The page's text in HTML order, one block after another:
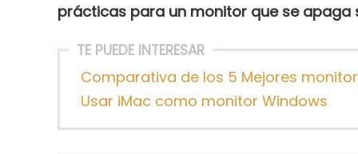
prácticas para un monitor que se apaga
TE PUEDE INTERESAR
Comparativa de los 5 Mejores
Usar iMac como monitor Windows